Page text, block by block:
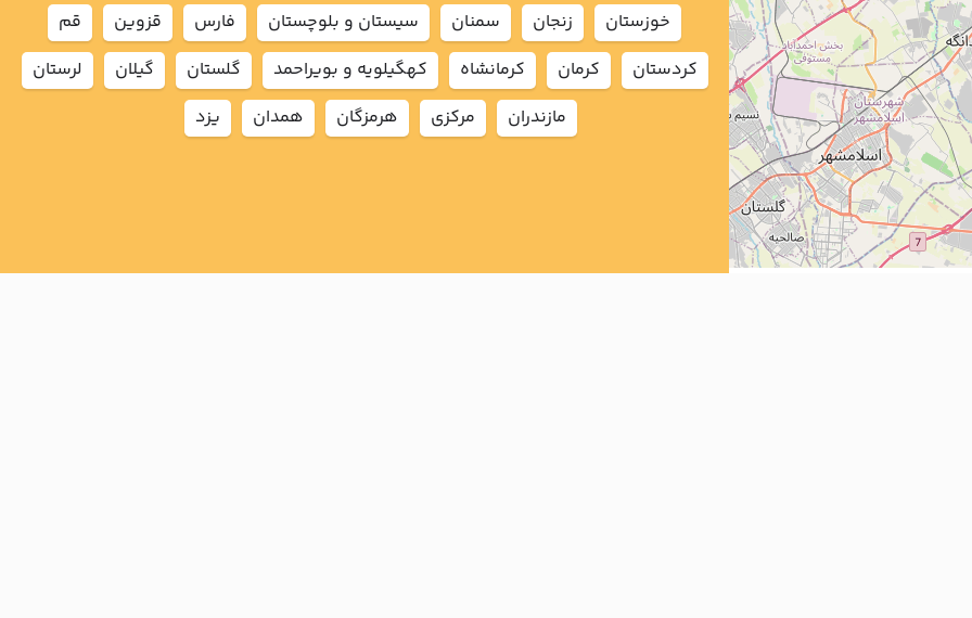
خوزستان
زنجان سمنان سيستان و بلوچستان فارس قزوين
قم
كردستان
كرمان كرمانشاه كهگيلويه و بويراحمد گلستان گيلان
لرستان
مازندران
مركزي هرمزگان همدان يزد